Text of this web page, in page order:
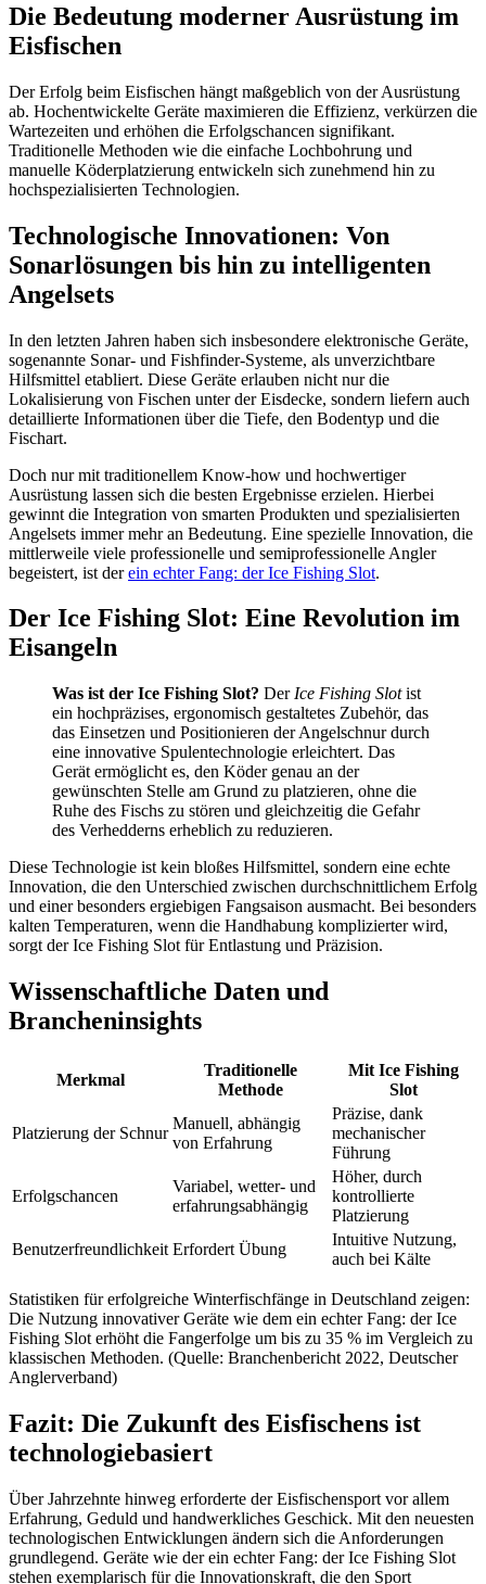
Die Bedeutung moderner Ausrüstung im
Eisfischen
Der Erfolg beim Eisfischen hängt maßgeblich von der Ausrüstung
ab. Hochentwickelte Geräte maximieren die Effizienz, verkürzen die
Wartezeiten und erhöhen die Erfolgschancen signifikant.
Traditionelle Methoden wie die einfache Lochbohrung und
manuelle Köderplatzierung entwickeln sich zunehmend hin zu
hochspezialisierten Technologien.
Technologische Innovationen: Von
Sonarlösungen bis hin zu intelligenten
Angelsets
In den letzten Jahren haben sich insbesondere elektronische Geräte,
sogenannte Sonar- und Fishfinder-Systeme, als unverzichtbare
Hilfsmittel etabliert. Diese Geräte erlauben nicht nur die
Lokalisierung von Fischen unter der Eisdecke, sondern liefern auch
detaillierte Informationen über die Tiefe, den Bodentyp und die
Fischart.
Doch nur mit traditionellem Know-how und hochwertiger
Ausrüstung lassen sich die besten Ergebnisse erzielen. Hierbei
gewinnt die Integration von smarten Produkten und spezialisierten
Angelsets immer mehr an Bedeutung. Eine spezielle Innovation, die
mittlerweile viele professionelle und semiprofessionelle Angler
begeistert, ist derein echter Fang: der Ice Fishing Slot.
Der Ice Fishing Slot: Eine Revolution im
Eisangeln
Was ist der Ice Fishing Slot? Der Ice Fishing Slotist
ein hochpräzises, ergonomisch gestaltetes Zubehör, das
das Einsetzen und Positionieren der Angelschnur durch
eine innovative Spulentechnologie erleichtert. Das
Gerät ermöglicht es, den Köder genau an der
gewünschten Stelle am Grund zu platzieren, ohne die
Ruhe des Fischs zu stören und gleichzeitig die Gefahr
des Verhedderns erheblich zu reduzieren.
Diese Technologie ist kein bloßes Hilfsmittel, sondern eine echte
Innovation, die den Unterschied zwischen durchschnittlichem Erfolg
und einer besonders ergiebigen Fangsaison ausmacht. Bei besonders
kalten Temperaturen, wenn die Handhabung komplizierter wird,
sorgt der Ice Fishing Slot für Entlastung und Präzision.
Wissenschaftliche Daten und
Brancheninsights
Merkmal
Traditionelle
Methode
Mit Ice Fishing
Slot
Platzierung der Schnur
Manuell, abhängig
von Erfahrung
Präzise, dank
mechanischer
Führung
Erfolgschancen
Variabel, wetter- und
erfahrungsabhängig
Höher, durch
kontrollierte
Platzierung
Benutzerfreundlichkeit Erfordert Übung
Intuitive Nutzung,
auch bei Kälte
Statistiken für erfolgreiche Winterfischfänge in Deutschland zeigen:
Die Nutzung innovativer Geräte wie dem ein echter Fang: der Ice
Fishing Slot erhöht die Fangerfolge um bis zu 35 % im Vergleich zu
klassischen Methoden. (Quelle: Branchenbericht 2022, Deutscher
Anglerverband)
Fazit: Die Zukunft des Eisfischens ist
technologiebasiert
Über Jahrzehnte hinweg erforderte der Eisfischensport vor allem
Erfahrung, Geduld und handwerkliches Geschick. Mit den neuesten
technologischen Entwicklungen ändern sich die Anforderungen
grundlegend. Geräte wie der ein echter Fang: der Ice Fishing Slot
stehen exemplarisch für die Innovationskraft, die den Sport